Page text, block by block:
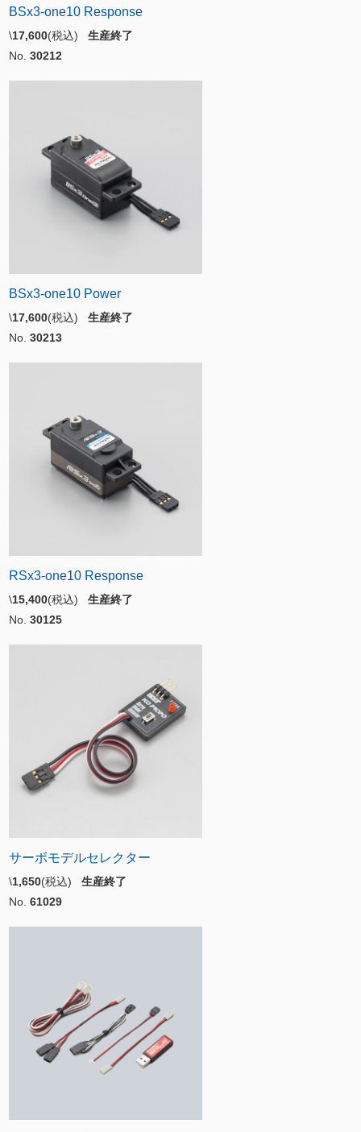
BSx3-one10 Response
\17,600(税込) 生産終了
No. 30212
BSx3-one10 Power
\17,600(税込) 生産終了
No. 30213
RSx3-one10 Response
\15,400(税込) 生産終了
No. 30125
サーボモデルセレクター
\1,650(税込) 生産終了
No. 61029